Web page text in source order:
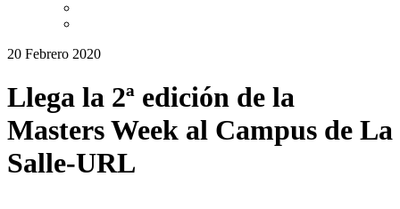
20 Febrero 2020
Llega la 2ª edición de la
Masters Week al Campus de La
Salle-URL